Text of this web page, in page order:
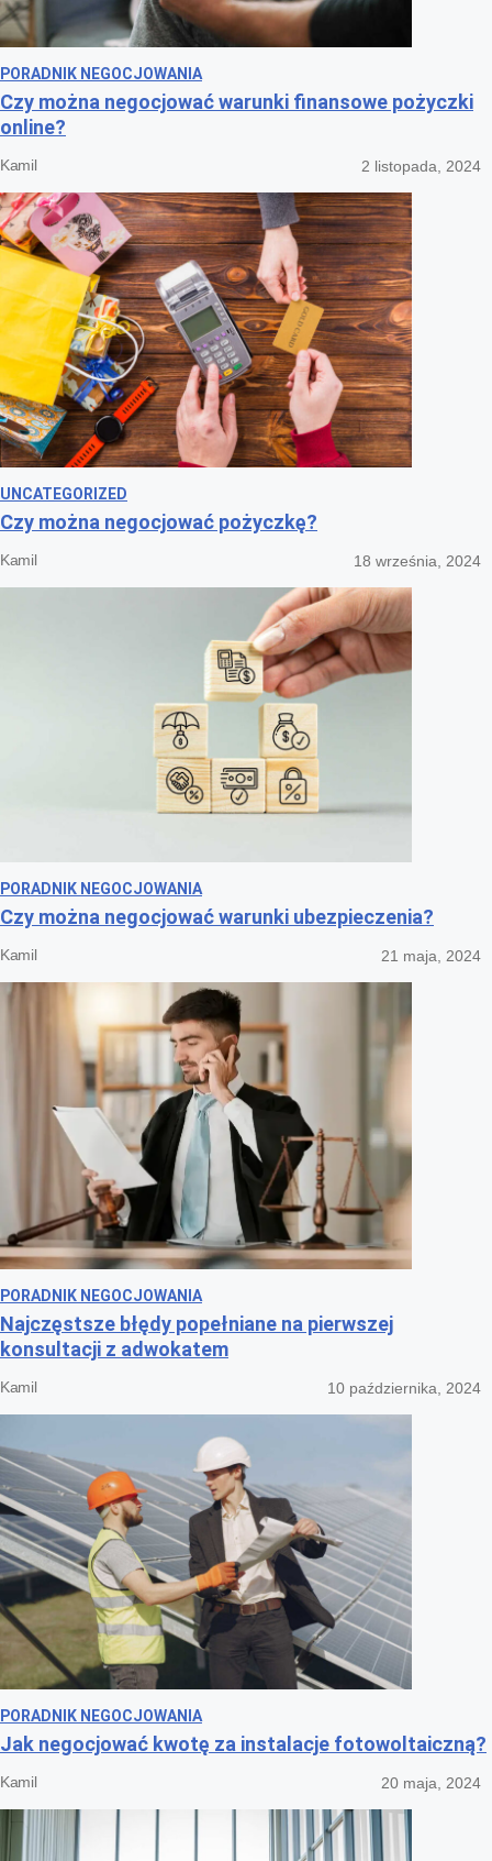
PORADNIK NEGOCJOWANIA
Czy można negocjować warunki finansowe pożyczki
online?
Kamil 2 listopada, 2024
UNCATEGORIZED
Czy można negocjować pożyczkę?
Kamil 18 września, 2024
PORADNIK NEGOCJOWANIA
Czy można negocjować warunki ubezpieczenia?
Kamil 21 maja, 2024
PORADNIK NEGOCJOWANIA
Najczęstsze błędy popełniane na pierwszej
konsultacji z adwokatem
Kamil 10 października, 2024
PORADNIK NEGOCJOWANIA
Jak negocjować kwotę za instalacje fotowoltaiczną?
Kamil 20 maja, 2024